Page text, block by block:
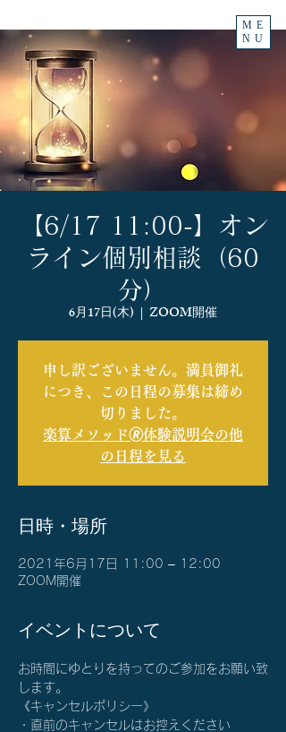
ME
NU
【6/17 11:00-】オン
ライン個別相談（60
分）
6月17日(木)
  |
ZOOM開催
申し訳ございません。満員御礼
につき、この日程の募集は締め
切りました。
楽算メソッド🄬体験説明会の他
の日程を見る
日時・場所
2021年6月17日 11:00 – 12:00
ZOOM開催
イベントについて
お時間にゆとりを持ってのご参加をお願い致
します。
《キャンセルポリシー》
・直前のキャンセルはお控えください